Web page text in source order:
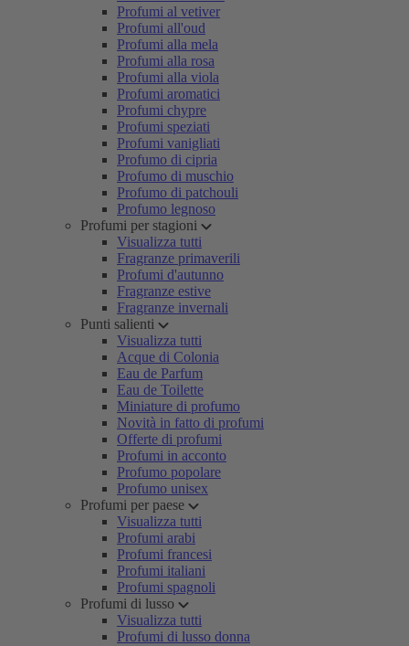
Profumi al vetiver
Profumi all'oud
Profumi alla mela
Profumi alla rosa
Profumi alla viola
Profumi aromatici
Profumi chypre
Profumi speziati
Profumi vanigliati
Profumo di cipria
Profumo di muschio
Profumo di patchouli
Profumo legnoso
Profumi per stagioni
Visualizza tutti
Fragranze primaverili
Profumi d'autunno
Fragranze estive
Fragranze invernali
Punti salienti
Visualizza tutti
Acque di Colonia
Eau de Parfum
Eau de Toilette
Miniature di profumo
Novità in fatto di profumi
Offerte di profumi
Profumi in acconto
Profumo popolare
Profumo unisex
Profumi per paese
Visualizza tutti
Profumi arabi
Profumi francesi
Profumi italiani
Profumi spagnoli
Profumi di lusso
Visualizza tutti
Profumi di lusso donna